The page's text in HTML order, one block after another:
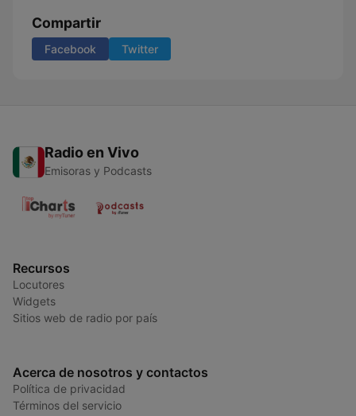
Compartir
Facebook Twitter
Radio en Vivo
Emisoras y Podcasts
Recursos
Locutores
Widgets
Sitios web de radio por país
Acerca de nosotros y contactos
Política de privacidad
Términos del servicio